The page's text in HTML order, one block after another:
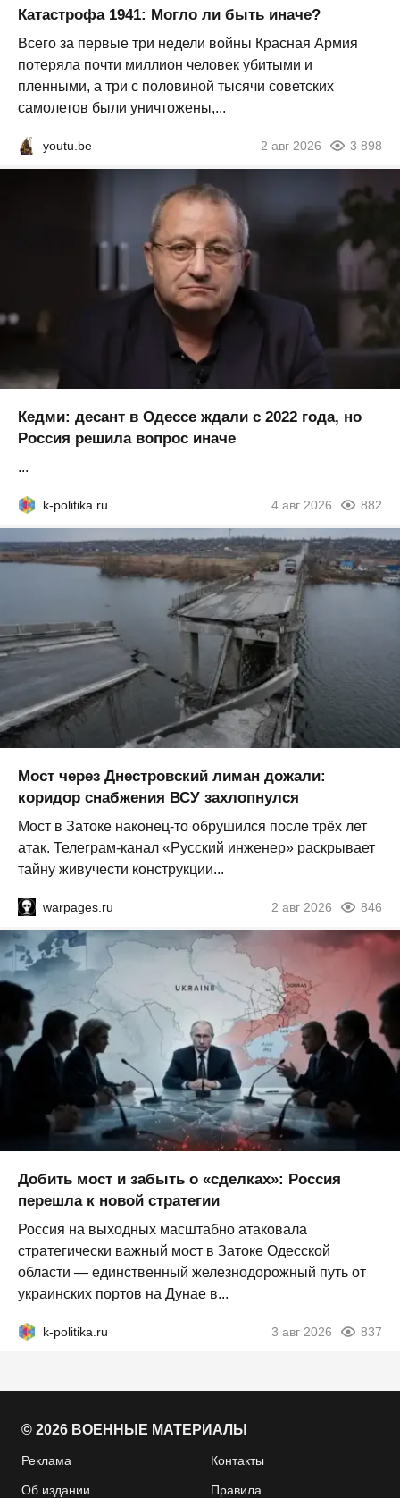
Катастрофа 1941: Могло ли быть иначе?
Всего за первые три недели войны Красная Армия
потеряла почти миллион человек убитыми и
пленными, а три с половиной тысячи советских
самолетов были уничтожены,...
youtu.be 2 авг 2026 3 898
Кедми: десант в Одессе ждали с 2022 года, но
Россия решила вопрос иначе
...
k-politika.ru 4 авг 2026 882
Мост через Днестровский лиман дожали:
коридор снабжения ВСУ захлопнулся
Мост в Затоке наконец-то обрушился после трёх лет
атак. Телеграм-канал «Русский инженер» раскрывает
тайну живучести конструкции...
warpages.ru 2 авг 2026 846
Добить мост и забыть о «сделках»: Россия
перешла к новой стратегии
Россия на выходных масштабно атаковала
стратегически важный мост в Затоке Одесской
области — единственный железнодорожный путь от
украинских портов на Дунае в...
k-politika.ru 3 авг 2026 837
© 2026 ВОЕННЫЕ МАТЕРИАЛЫ
Реклама Контакты
Об издании Правила